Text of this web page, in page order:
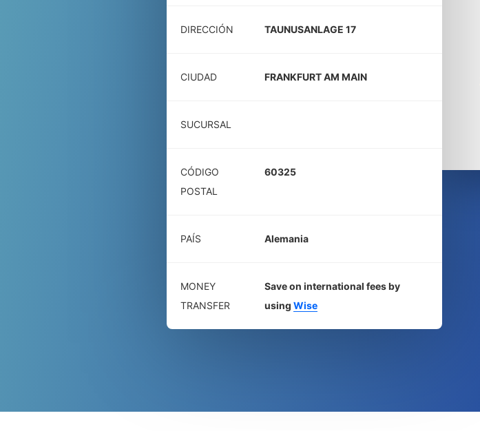
DIRECCIÓN TAUNUSANLAGE 17
CIUDAD FRANKFURT AM MAIN
SUCURSAL
CÓDIGO
POSTAL
60325
PAÍS Alemania
MONEY
TRANSFER
Save on international fees by
using Wise